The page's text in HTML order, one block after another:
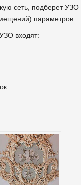
сеть, подберет УЗО
параметров.
входят: